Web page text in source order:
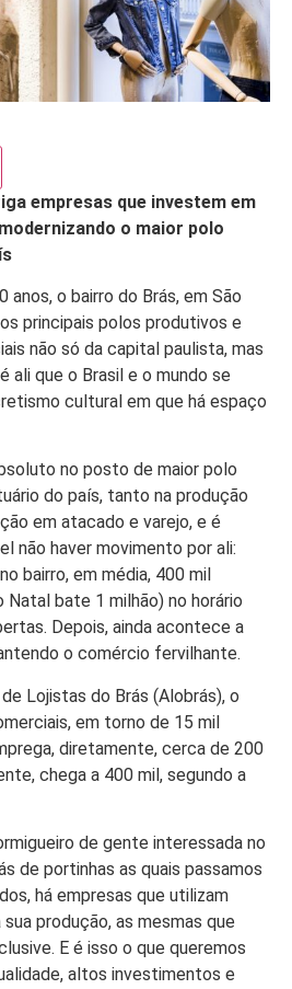
empresas que investem em
o maior polo
anos, o bairro do Brás, em São
principais polos produtivos e
não só da capital paulista, mas
ali que o Brasil e o mundo se
cultural em que há espaço
no posto de maior polo
do país, tanto na produção
em atacado e varejo, e é
não haver movimento por ali:
bairro, em média, 400 mil
bate 1 milhão) no horário
Depois, ainda acontece a
o comércio fervilhante.
Lojistas do Brás (Alobrás), o
em torno de 15 mil
diretamente, cerca de 200
chega a 400 mil, segundo a
de gente interessada no
de portinhas as quais passamos
há empresas que utilizam
produção, as mesmas que
E é isso o que queremos
altos investimentos e